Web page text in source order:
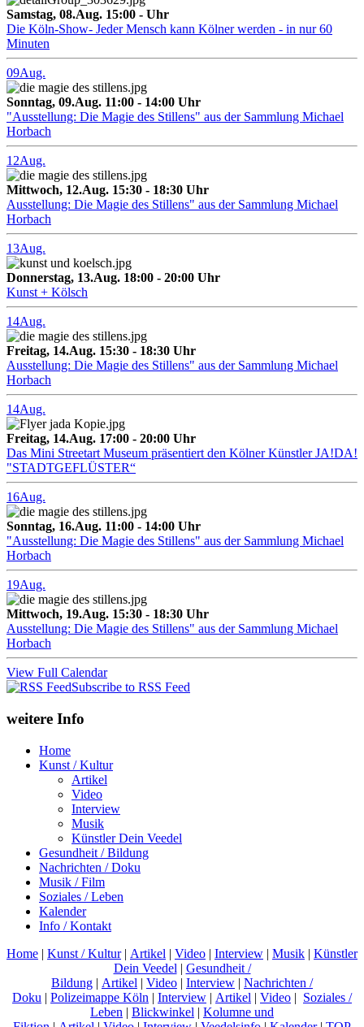
Samstag, 08.Aug. 15:00 - Uhr
Die Köln-Show- Jeder Mensch kann Kölner werden - in nur 60
Minuten
09Aug.
Sonntag, 09.Aug. 11:00 - 14:00 Uhr
"Ausstellung: Die Magie des Stillens" aus der Sammlung Michael
Horbach
12Aug.
Mittwoch, 12.Aug. 15:30 - 18:30 Uhr
Ausstellung: Die Magie des Stillens" aus der Sammlung Michael
Horbach
13Aug.
Donnerstag, 13.Aug. 18:00 - 20:00 Uhr
Kunst + Kölsch
14Aug.
Freitag, 14.Aug. 15:30 - 18:30 Uhr
Ausstellung: Die Magie des Stillens" aus der Sammlung Michael
Horbach
14Aug.
Freitag, 14.Aug. 17:00 - 20:00 Uhr
Das Mini Streetart Museum präsentiert den Kölner Künstler JA!DA!
"STADTGEFLÜSTER“
16Aug.
Sonntag, 16.Aug. 11:00 - 14:00 Uhr
"Ausstellung: Die Magie des Stillens" aus der Sammlung Michael
Horbach
19Aug.
Mittwoch, 19.Aug. 15:30 - 18:30 Uhr
Ausstellung: Die Magie des Stillens" aus der Sammlung Michael
Horbach
View Full Calendar
Subscribe to RSS Feed
weitere Info
Home
Kunst / Kultur
Artikel
Video
Interview
Musik
Künstler Dein Veedel
Gesundheit / Bildung
Nachrichten / Doku
Musik / Film
Soziales / Leben
Kalender
Info / Kontakt
Home | Kunst / Kultur| Artikel | Video | Interview | Musik | Künstler
Dein Veedel | Gesundheit /
Bildung | Artikel | Video | Interview | Nachrichten /
Doku | Polizeimappe Köln | Interview | Artikel | Video | Soziales /
Leben | Blickwinkel | Kolumne und